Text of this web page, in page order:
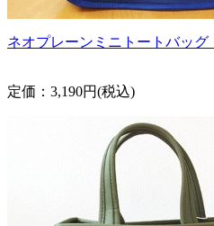
ネオプレーンミニトートバッグ
定価：3,190円(税込)